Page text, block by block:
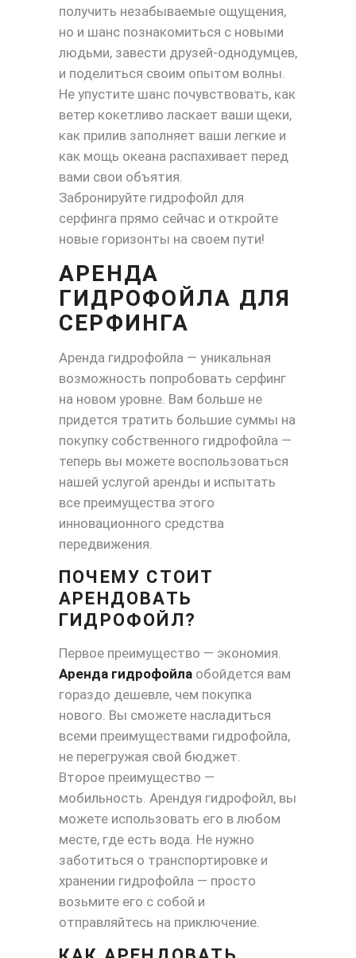
получить незабываемые ощущения,
но и шанс познакомиться с новыми
людьми, завести друзей-однодумцев,
и поделиться своим опытом волны.
Не упустите шанс почувствовать, как
ветер кокетливо ласкает ваши щеки,
как прилив заполняет ваши легкие и
как мощь океана распахивает перед
вами свои объятия.
Забронируйте гидрофойл для
серфинга прямо сейчас и откройте
новые горизонты на своем пути!
АРЕНДА
ГИДРОФОЙЛА ДЛЯ
СЕРФИНГА
Аренда гидрофойла — уникальная
возможность попробовать серфинг
на новом уровне. Вам больше не
придется тратить большие суммы на
покупку собственного гидрофойла —
теперь вы можете воспользоваться
нашей услугой аренды и испытать
все преимущества этого
инновационного средства
передвижения.
ПОЧЕМУ СТОИТ
АРЕНДОВАТЬ
ГИДРОФОЙЛ?
Первое преимущество — экономия.
Аренда гидрофойла обойдется вам
гораздо дешевле, чем покупка
нового. Вы сможете насладиться
всеми преимуществами гидрофойла,
не перегружая свой бюджет.
Второе преимущество —
мобильность. Арендуя гидрофойл, вы
можете использовать его в любом
месте, где есть вода. Не нужно
заботиться о транспортировке и
хранении гидрофойла — просто
возьмите его с собой и
отправляйтесь на приключение.